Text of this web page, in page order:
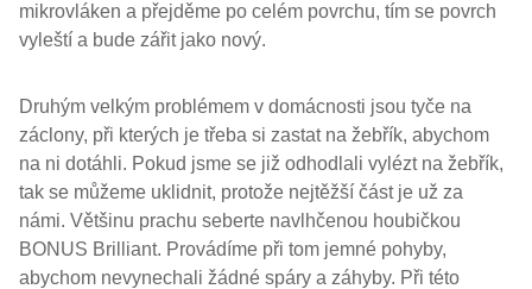
mikrovláken a přejděme po celém povrchu, tím se povrch
vyleští a bude zářit jako nový.
Druhým velkým problémem v domácnosti jsou tyče na
záclony, při kterých je třeba si zastat na žebřík, abychom
na ni dotáhli. Pokud jsme se již odhodlali vylézt na žebřík,
tak se můžeme uklidnit, protože nejtěžší část je už za
námi. Většinu prachu seberte navlhčenou houbičkou
BONUS Brilliant. Provádíme při tom jemné pohyby,
abychom nevynechali žádné spáry a záhyby. Při této